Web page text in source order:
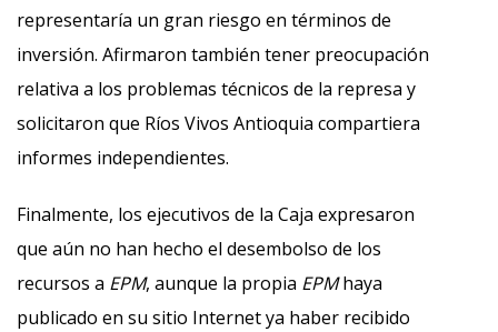
representaría un gran riesgo en términos de
inversión. Afirmaron también tener preocupación
relativa a los problemas técnicos de la represa y
solicitaron que Ríos Vivos Antioquia compartiera
informes independientes.
Finalmente, los ejecutivos de la Caja expresaron
que aún no han hecho el desembolso de los
recursos a EPM, aunque la propia EPMhaya
publicado en su sitio Internet ya haber recibido